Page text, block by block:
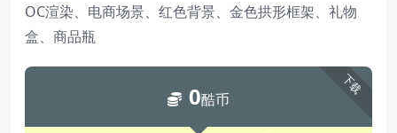
OC渲染、电商场景、红色背景、金色拱形框架、礼物
盒、商品瓶
下载
0酷币